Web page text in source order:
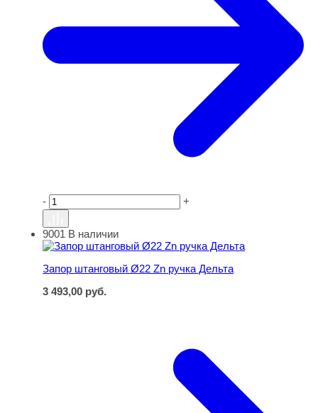
- +
Запор штанговый Ø22 Zn ручка Дельта
9001 В наличии
Запор штанговый Ø22 Zn ручка Дельта
3 493,00 руб.